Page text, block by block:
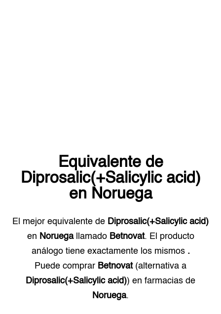
Equivalente de
Diprosalic(+Salicylic acid)
en Noruega
El mejor equivalente de Diprosalic(+Salicylic acid)
en Noruegallamado Betnovat. El producto
análogo tiene exactamente los mismos .
Puede comprar Betnovat(alternativa a
Diprosalic(+Salicylic acid)) en farmacias de
Noruega.